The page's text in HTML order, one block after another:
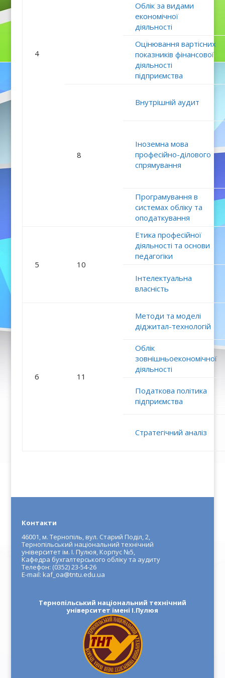
4
Облік за видами
економічної
діяльності
Оцінювання вартісних
показників фінансової
діяльності
підприємства
8
Внутрішній аудит
Іноземна мова
професійно-ділового
спрямування
Програмування в
системах обліку та
оподаткування
5 10
Етика професійної
діяльності та основи
педагогіки
Інтелектуальна
власність
6 11
Методи та моделі
діджитал-технологій
Облік
зовнішньоекономічної
діяльності
Податкова політика
підприємства
Стратегічний аналіз
Контакти
46001, м. Тернопіль, вул. Старий Поділ, 2,
Тернопільський національний технічний
університет ім. І. Пулюя, Корпус №5,
Кафедра бухгалтерського обліку та аудиту
Телефон: (0352) 23-54-26
E-mail: kaf_oa@tntu.edu.ua
Тернопільський національний технічний
університет імені І.Пулюя